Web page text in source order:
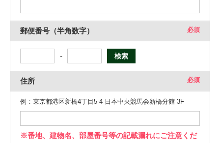
郵便番号（半角数字） 必須
- 検索
住所 必須
例：東京都港区新橋4丁目5-4 日本中央競馬会新橋分館 3F
※番地、建物名、部屋番号等の記載漏れにご注意くだ